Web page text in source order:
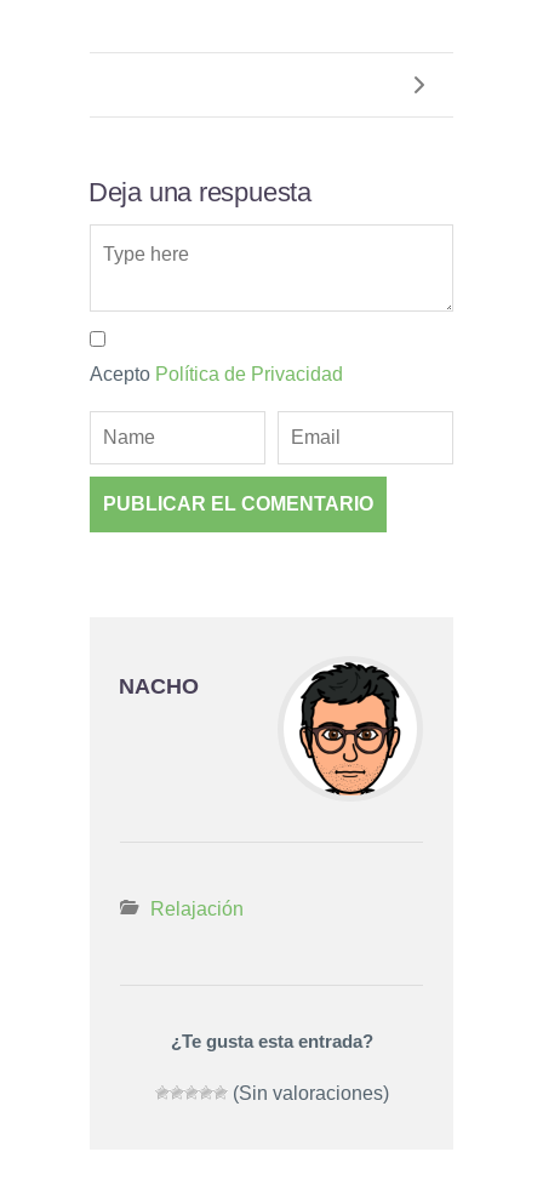
Deja una respuesta
Acepto Política de Privacidad
NACHO
Relajación
¿Te gusta esta entrada?
(Sin valoraciones)